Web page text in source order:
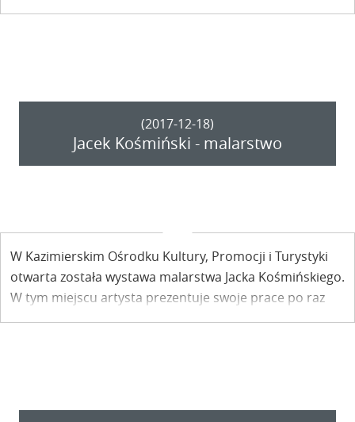
właśnie temu artyście. Oglądać ją można w
(2017-12-18)
Jacek Kośmiński - malarstwo
W Kazimierskim Ośrodku Kultury, Promocji i Turystyki
otwarta została wystawa malarstwa Jacka Kośmińskiego.
W tym miejscu artysta prezentuje swoje prace po raz
czwarty.